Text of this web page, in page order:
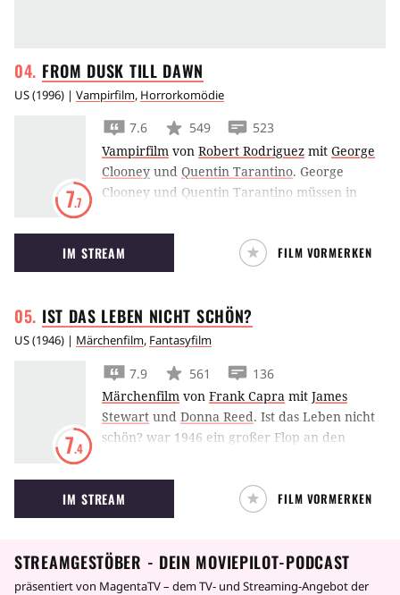
FROM DUSK TILL DAWN
US(1996) | Vampirfilm, Horrorkomödie
7.7
7.6 549
523
Vampirfilm von Robert Rodriguez mit George
Clooney und Quentin Tarantino. George
Clooney und Quentin Tarantino müssen in
flüchten, denn im Titty Twister geht es erst so
richtig rund.
IM STREAM FILM VORMERKEN
IST DAS LEBEN NICHT SCHÖN?
US(1946) | Märchenfilm, Fantasyfilm
7.4
7.9 561
136
Märchenfilm von Frank Capra mit James
Stewart und Donna Reed. Ist das Leben nicht
schön? war 1946 ein großer Flop an den
Weihnachtsklassiker schlechthin.
IM STREAM FILM VORMERKEN
STREAMGESTÖBER - DEIN MOVIEPILOT-PODCAST
präsentiert von MagentaTV – dem TV- und Streaming-Angebot der